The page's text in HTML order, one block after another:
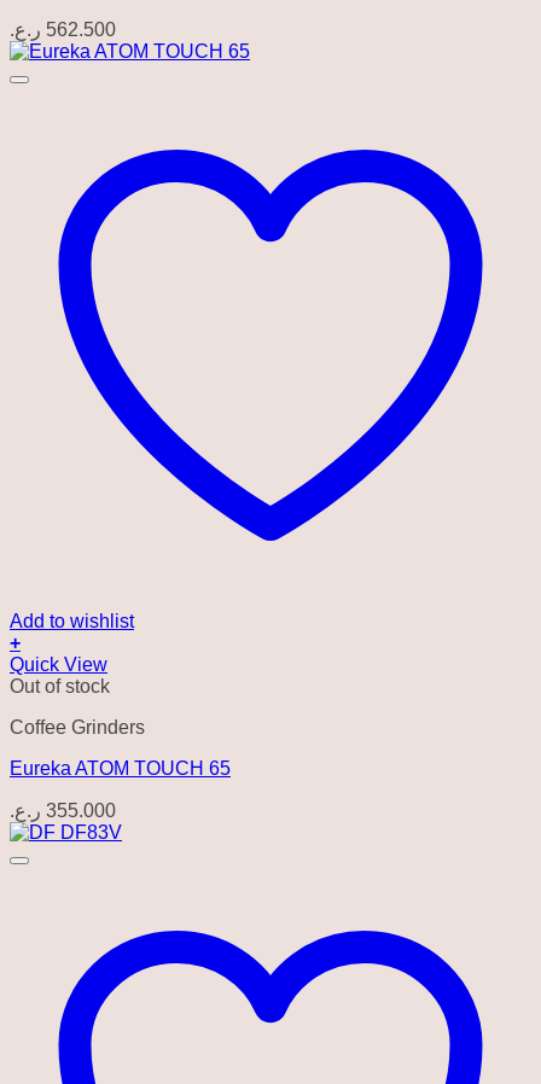
562.500 ر.ع.
Add to wishlist
+
Quick View
Out of stock
Coffee Grinders
Eureka ATOM TOUCH 65
355.000 ر.ع.